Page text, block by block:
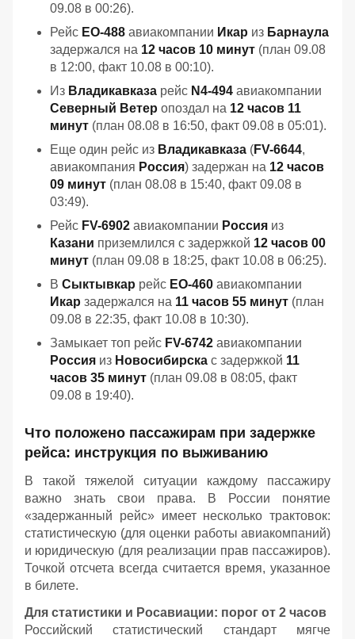
09.08 в 00:26).
Рейс EO-488 авиакомпании Икар из Барнаула
задержался на 12 часов 10 минут (план 09.08
в 12:00, факт 10.08 в 00:10).
Из Владикавказа рейс N4-494 авиакомпании
Северный Ветер опоздал на 12 часов 11
минут (план 08.08 в 16:50, факт 09.08 в 05:01).
Еще один рейс из Владикавказа (FV-6644,
авиакомпания Россия) задержан на 12 часов
09 минут (план 08.08 в 15:40, факт 09.08 в
03:49).
Рейс FV-6902 авиакомпании Россия из
Казани приземлился с задержкой 12 часов 00
минут (план 09.08 в 18:25, факт 10.08 в 06:25).
В Сыктывкар рейс EO-460 авиакомпании
Икар задержался на 11 часов 55 минут (план
09.08 в 22:35, факт 10.08 в 10:30).
Замыкает топ рейс FV-6742 авиакомпании
Россия из Новосибирска с задержкой 11
часов 35 минут (план 09.08 в 08:05, факт
09.08 в 19:40).
Что положено пассажирам при задержке
рейса: инструкция по выживанию
В такой тяжелой ситуации каждому пассажиру
важно знать свои права. В России понятие
«задержанный рейс» имеет несколько трактовок:
статистическую (для оценки работы авиакомпаний)
и юридическую (для реализации прав пассажиров).
Точкой отсчета всегда считается время, указанное
в билете.
Для статистики и Росавиации: порог от 2 часов
Российский статистический стандарт мягче